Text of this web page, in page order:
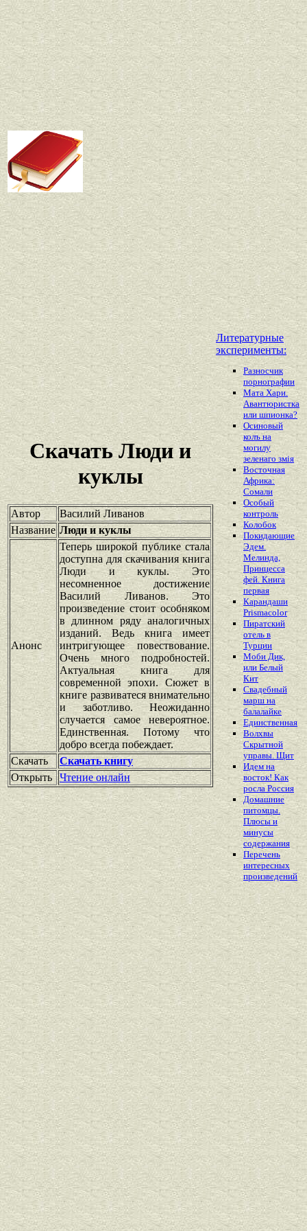
Скачать Люди и
куклы
Автор
Василий Ливанов
Название Люди и куклы
Анонс
Теперь широкой публике стала
доступна для скачивания книга
Люди и куклы. Это
несомненное достижение
Василий Ливанов. Это
произведение стоит особняком
в длинном ряду аналогичных
изданий. Ведь книга имеет
интригующее повествование.
Очень много подробностей.
Актуальная книга для
современной эпохи. Сюжет в
книге развиватеся внимательно
и заботливо. Неожиданно
случается самое невероятное.
Единственная. Потому что
добро всегда побеждает.
Скачать
Скачать книгу
Открыть
Чтение онлайн
Литературные
эксперименты:
Разносчик
порнографии
Мата Хари.
Авантюристка
или шпионка?
Осиновый
колъ на
могилу
зеленаго змiя
Восточная
Африка:
Сомали
Особый
контроль
Колобок
Покидающие
Эдем.
Мелинда,
Принцесса
фей. Книга
первая
Карандаши
Prismacolor
Пиратский
отель в
Турции
Моби Дик,
или Белый
Кит
Свадебный
марш на
балалайке
Единственная
Волхвы
Скрытной
управы. Щит
Идем на
восток! Как
росла Россия
Домашние
питомцы.
Плюсы и
минусы
содержания
Перечень
интересных
произведений